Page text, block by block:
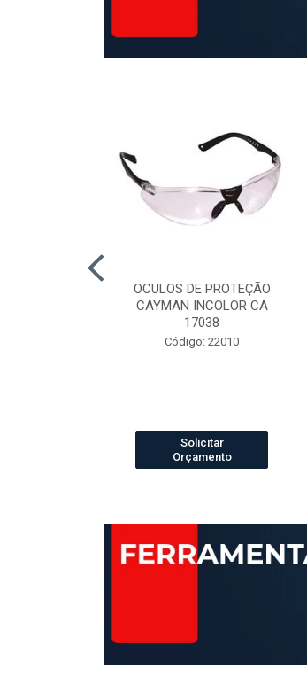
OCULOS DE PROTEÇÃO
CAYMAN INCOLOR CA
17038
Código: 22010
Solicitar
Orçamento